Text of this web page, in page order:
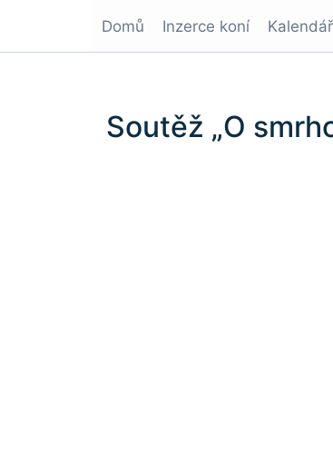
Domů Inzerce koní Kalendář
Soutěž „O